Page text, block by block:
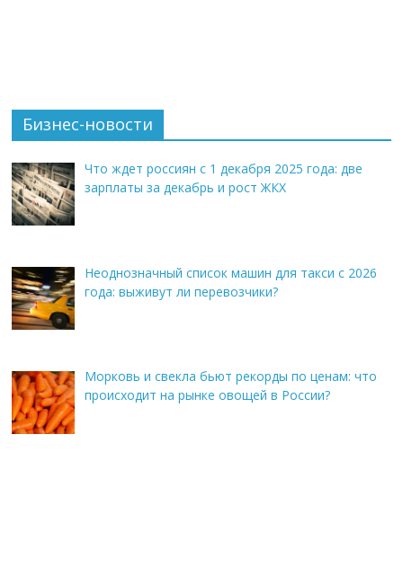
Бизнес-новости
Что ждет россиян с 1 декабря 2025 года: две
зарплаты за декабрь и рост ЖКХ
Неоднозначный список машин для такси с 2026
года: выживут ли перевозчики?
Морковь и свекла бьют рекорды по ценам: что
происходит на рынке овощей в России?